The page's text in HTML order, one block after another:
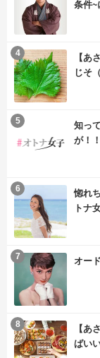
条件~
【あ
じそ
4
知っ
が！
5
惚れ
トナ
6
オー
7
【あ
ばい
8